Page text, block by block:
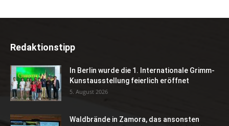
Redaktionstipp
In Berlin wurde die 1. Internationale Grimm-
Kunstausstellung feierlich eröffnet
5. August 2026
Waldbrände in Zamora, das ansonsten